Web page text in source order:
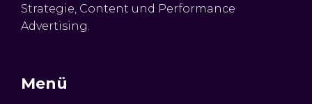
Strategie, Content und Performance
Advertising.
Menü